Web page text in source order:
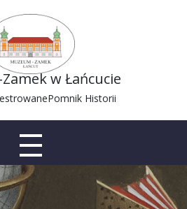
w Łańcucie
Pomnik Historii